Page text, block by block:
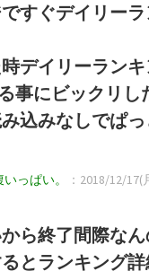
すぐデイリー
デイリーラン
事にビックリし
込みなしでぱ
っぱい。 ：2018/12/17(
ら終了間際な
とランキング